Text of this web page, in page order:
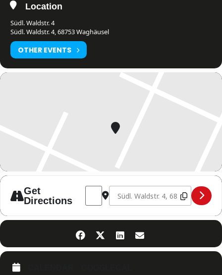
Location
Südl. Waldstr. 4
Südl. Waldstr. 4, 68753 Waghäusel
OTHER EVENTS
Get
Directions
Address - Open Air Boxen [PkCCQhaV7]
Destination Address - Open Air